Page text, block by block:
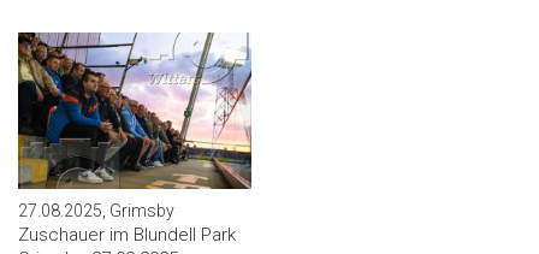
27.08.2025, Grimsby
Zuschauer im Blundell Park